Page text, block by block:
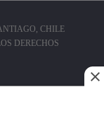
CHILE
DERECHOS